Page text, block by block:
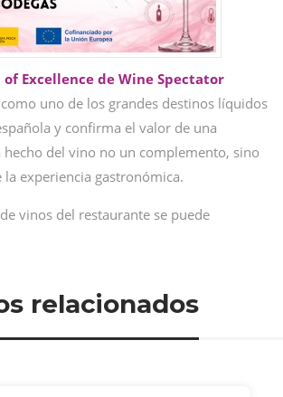
of Excellence de Wine Spectator
uno de los grandes destinos líquidos
y confirma el valor de una
hecho del vino no un complemento, sino
experiencia gastronómica.
vinos del restaurante se puede
relacionados